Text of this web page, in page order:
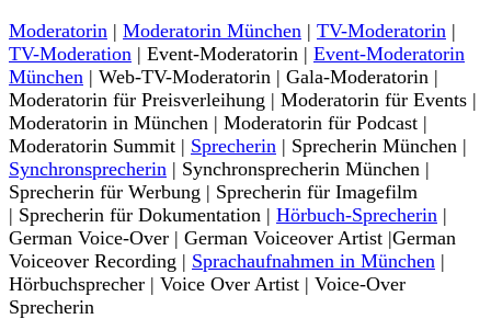
Moderatorin | Moderatorin München | TV-Moderatorin |
TV-Moderation | Event-Moderatorin | Event-Moderatorin
München | Web-TV-Moderatorin | Gala-Moderatorin |
Moderatorin für Preisverleihung | Moderatorin für Events |
Moderatorin in München | Moderatorin für Podcast |
Moderatorin Summit | Sprecherin | Sprecherin München |
Synchronsprecherin | Synchronsprecherin München |
Sprecherin für Werbung | Sprecherin für Imagefilm
| Sprecherin für Dokumentation | Hörbuch-Sprecherin |
German Voice-Over | German Voiceover Artist |German
Voiceover Recording | Sprachaufnahmen in München |
Hörbuchsprecher | Voice Over Artist | Voice-Over
Sprecherin